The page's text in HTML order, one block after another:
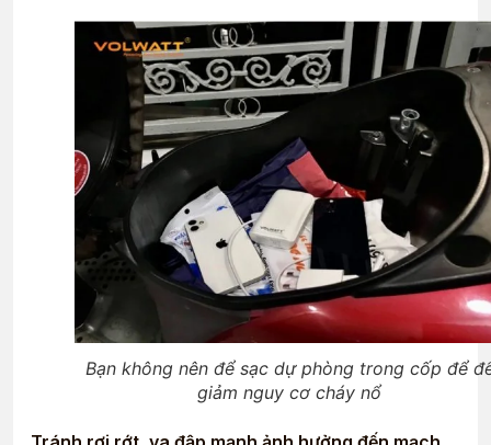
Bạn không nên để sạc dự phòng trong cốp để
giảm nguy cơ cháy nổ